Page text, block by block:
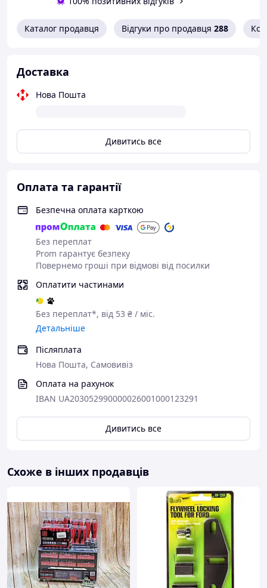
Каталог продавця Відгуки про продавця 288
Доставка
Нова Пошта
Дивитись все
Оплата та гарантії
Безпечна оплата карткою
Без переплат
Prom гарантує безпеку
Повернемо гроші при відмові від посилки
Оплатити частинами
Без переплат*, від 53 ₴ / міс.
Детальніше
Післяплата
Нова Пошта, Самовивіз
Оплата на рахунок
IBAN UA203052990000026001000123291
Дивитись все
Схоже в інших продавців